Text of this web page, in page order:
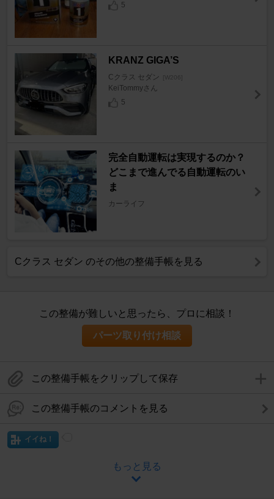
5
KRANZ GIGA’S
Cクラス セダン [W206]
KeiTommyさん
5
完全自動運転は実現するのか？
どこまで進んでる自動運転のい
ま
カーライフ
Cクラス セダン のその他の整備手帳を見る
この整備が難しいと思ったら、プロに相談！
パーツ取り付け相談
この整備手帳をクリップして保存
この整備手帳のコメントを見る
イイね！
もっと見る